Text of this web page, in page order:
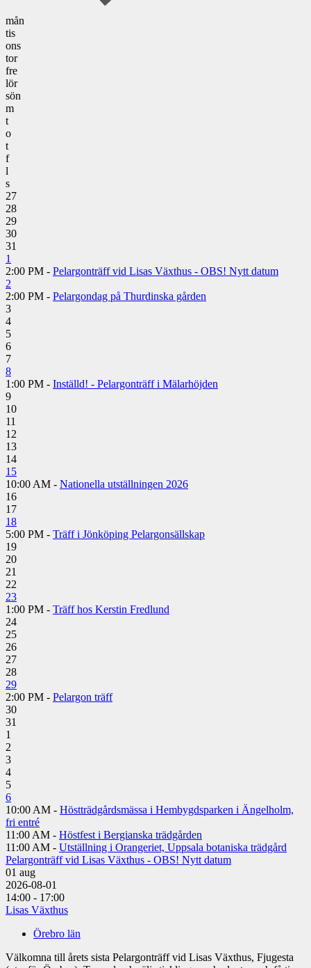
mån
tis
ons
tor
fre
lör
sön
m
t
o
t
f
l
s
27
28
29
30
31
1
2:00 PM - Pelargonträff vid Lisas Växthus - OBS! Nytt datum
2
2:00 PM - Pelargondag på Thurdinska gården
3
4
5
6
7
8
1:00 PM - Inställd! - Pelargonträff i Mälarhöjden
9
10
11
12
13
14
15
10:00 AM - Nationella utställningen 2026
16
17
18
5:00 PM - Träff i Jönköping Pelargonsällskap
19
20
21
22
23
1:00 PM - Träff hos Kerstin Fredlund
24
25
26
27
28
29
2:00 PM - Pelargon träff
30
31
1
2
3
4
5
6
10:00 AM - Höstträdgårdsmässa i Hembygdsparken i Ängelholm,
fri entré
11:00 AM - Höstfest i Bergianska trädgården
11:00 AM - Utställning i Orangeriet, Uppsala botaniska trädgård
Pelargonträff vid Lisas Växthus - OBS! Nytt datum
01 aug
2026-08-01
14:00 - 17:00
Lisas Växthus
Örebro län
Välkomna till årets sista Pelargonträff vid Lisas Växthus, Fjugesta